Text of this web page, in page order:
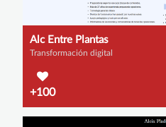
Alc Entre Plantas
Transformación digital
+100